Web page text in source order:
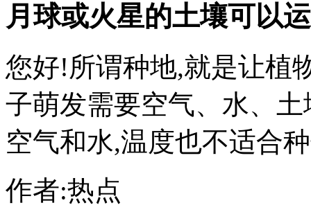
月球或火星的土壤可以
您好!所谓种地,就是让植
子萌发需要空气、水、
空气和水,温度也不适合
作者:热点